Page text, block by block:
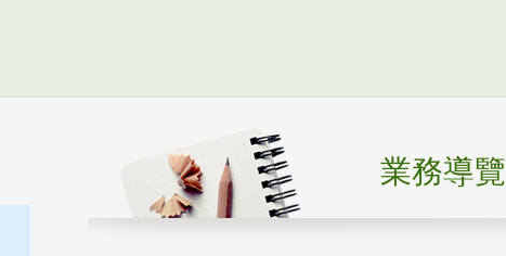
業務導覽